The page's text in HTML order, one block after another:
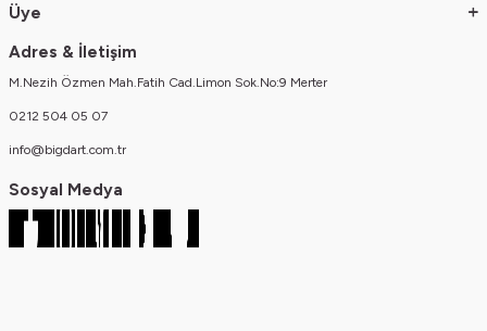
Üye
Adres & İletişim
M.Nezih Özmen Mah.Fatih Cad.Limon Sok.No:9 Merter
0212 504 05 07
info@bigdart.com.tr
Sosyal Medya